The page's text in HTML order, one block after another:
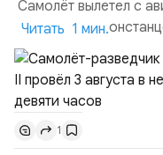
Самолёт вылетел с
в румынской
времени и направился
границе. На базу
совершив три
траектории.Не
наведени...
Читать 1 мин.
1